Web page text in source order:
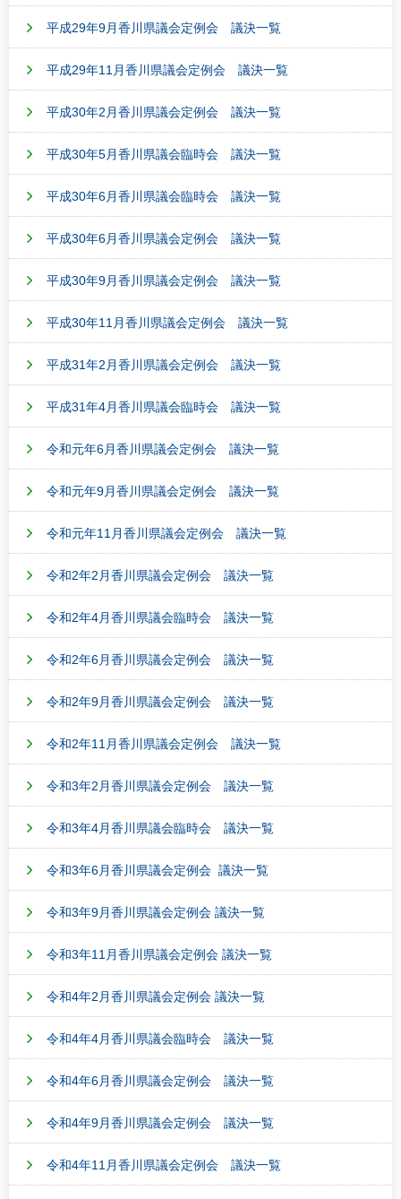
平成29年9月香川県議会定例会 議決一覧
平成29年11月香川県議会定例会 議決一覧
平成30年2月香川県議会定例会 議決一覧
平成30年5月香川県議会臨時会 議決一覧
平成30年6月香川県議会臨時会 議決一覧
平成30年6月香川県議会定例会 議決一覧
平成30年9月香川県議会定例会 議決一覧
平成30年11月香川県議会定例会 議決一覧
平成31年2月香川県議会定例会 議決一覧
平成31年4月香川県議会臨時会 議決一覧
令和元年6月香川県議会定例会 議決一覧
令和元年9月香川県議会定例会 議決一覧
令和元年11月香川県議会定例会 議決一覧
令和2年2月香川県議会定例会 議決一覧
令和2年4月香川県議会臨時会 議決一覧
令和2年6月香川県議会定例会 議決一覧
令和2年9月香川県議会定例会 議決一覧
令和2年11月香川県議会定例会 議決一覧
令和3年2月香川県議会定例会 議決一覧
令和3年4月香川県議会臨時会 議決一覧
令和3年6月香川県議会定例会 議決一覧
令和3年9月香川県議会定例会 議決一覧
令和3年11月香川県議会定例会 議決一覧
令和4年2月香川県議会定例会 議決一覧
令和4年4月香川県議会臨時会 議決一覧
令和4年6月香川県議会定例会 議決一覧
令和4年9月香川県議会定例会 議決一覧
令和4年11月香川県議会定例会 議決一覧